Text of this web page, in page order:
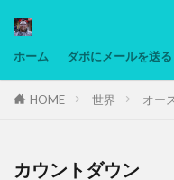
ホーム ダボにメールを送る
HOME 世界 オー
カウントダウン
タグ
ヨーグルト